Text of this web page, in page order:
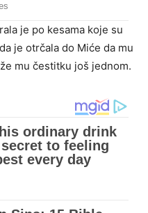
je po kesama koje su
je otrčala do Miće da mu
mu čestitku još jednom.